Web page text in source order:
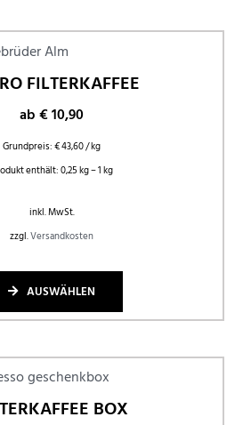
FILTERKAFFEE
ab€10,90
Grundpreis:€43,60/kg
enthält: 0,25kg– 1kg
inkl. MwSt.
zzgl.Versandkosten
AUSWÄHLEN
BOX